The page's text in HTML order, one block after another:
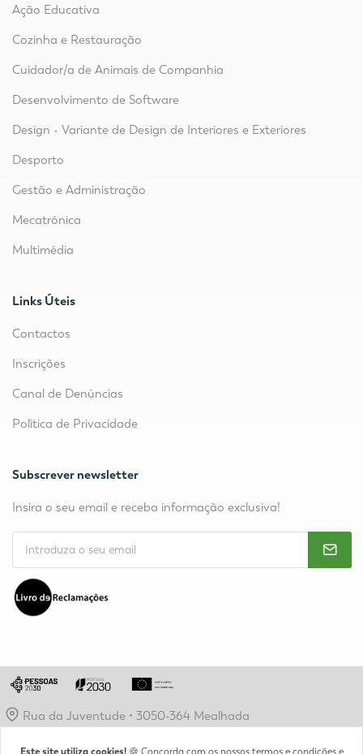
Ação Educativa
Cozinha e Restauração
Cuidador/a de Animais de Companhia
Desenvolvimento de Software
Design - Variante de Design de Interiores e Exteriores
Desporto
Gestão e Administração
Mecatrónica
Multimédia
Links Úteis
Contactos
Inscrições
Canal de Denúncias
Política de Privacidade
Subscrever newsletter
Insira o seu email e receba informação exclusiva!
Rua da Juventude • 3050-364 Mealhada
Este site utiliza cookies!🍪 Concorda com os nossos termos e condições e